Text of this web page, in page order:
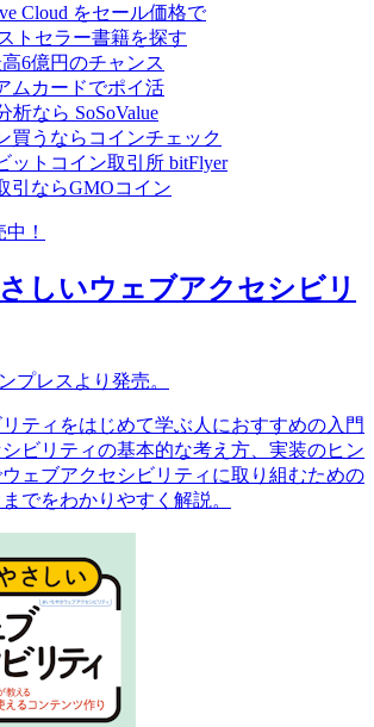
Cloud をセール価格で
トセラー書籍を探す
6億円のチャンス
ムカードでポイ活
析なら SoSoValue
買うならコインチェック
ットコイン取引所 bitFlyer
引ならGMOコイン
！
しいウェブアクセシビリ
プレスより発売。
ティをはじめて学ぶ人におすすめの入門
ビリティの基本的な考え方、実装のヒン
ウェブアクセシビリティに取り組むための
でをわかりやすく解説。